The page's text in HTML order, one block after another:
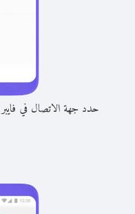
حدد جهة الاتصال في